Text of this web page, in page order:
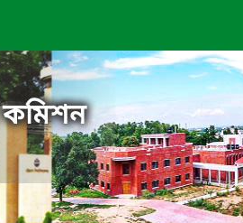
কমিশন